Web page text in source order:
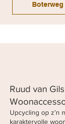
Ruud van
Upcycling op z’n
karaktervolle